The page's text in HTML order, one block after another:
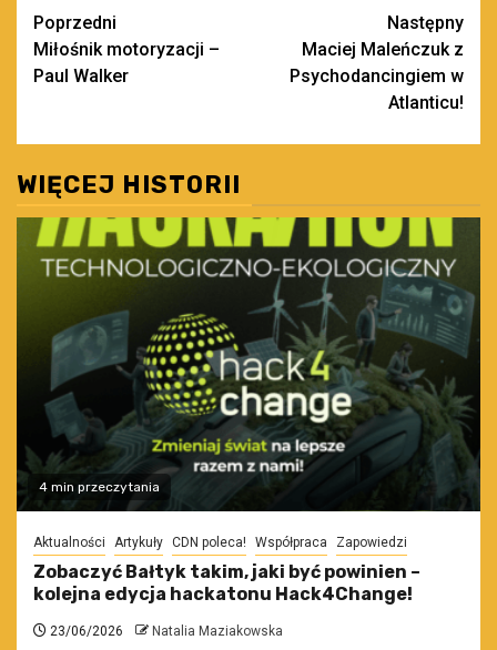
Zobacz
wpisy
Poprzedni
Miłośnik motoryzacji –
Paul Walker
Następny
Maciej Maleńczuk z
Psychodancingiem w
Atlanticu!
WIĘCEJ HISTORII
4 min przeczytania
Aktualności Artykuły CDN poleca! Współpraca Zapowiedzi
Zobaczyć Bałtyk takim, jaki być powinien –
kolejna edycja hackatonu Hack4Change!
23/06/2026 Natalia Maziakowska